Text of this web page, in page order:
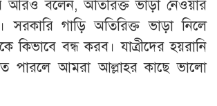
আরও বলেন, অতিরিক্ত ভাড়া নেওয়ার
গাড়ি অতিরিক্ত ভাড়া নিলে
কিভাবে বন্ধ করব। যাত্রীদের হয়রানি
পারলে আমরা আল্লাহর কাছে ভালো